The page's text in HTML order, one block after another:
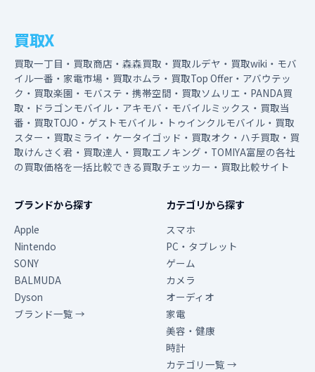
買取X
買取一丁目・買取商店・森森買取・買取ルデヤ・買取wiki・モバ
イル一番・家電市場・買取ホムラ・買取Top Offer・アバウテッ
ク・買取楽園・モバステ・携帯空間・買取ソムリエ・PANDA買
取・ドラゴンモバイル・アキモバ・モバイルミックス・買取当
番・買取TOJO・ゲストモバイル・トゥインクルモバイル・買取
スター・買取ミライ・ケータイゴッド・買取オク・ハチ買取・買
取けんさく君・買取達人・買取エノキング・TOMIYA富屋の各社
の買取価格を一括比較できる買取チェッカー・買取比較サイト
ブランドから探す
Apple
Nintendo
SONY
BALMUDA
Dyson
ブランド一覧 →
カテゴリから探す
スマホ
PC・タブレット
ゲーム
カメラ
オーディオ
家電
美容・健康
時計
カテゴリ一覧 →